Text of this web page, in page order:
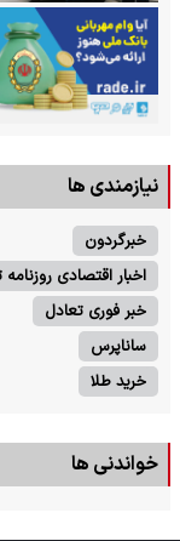
نیازمندی ها
خبرگردون
اخبار اقتصادی
خبر فوری تعادل
ساناپرس
خرید طلا
خواندنی ها